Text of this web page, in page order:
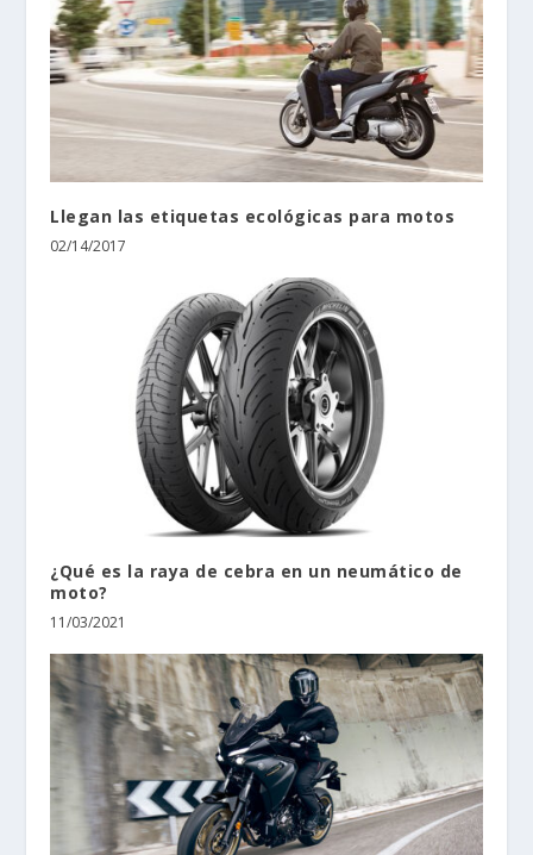
Llegan las etiquetas ecológicas para motos
02/14/2017
¿Qué es la raya de cebra en un neumático de
moto?
11/03/2021